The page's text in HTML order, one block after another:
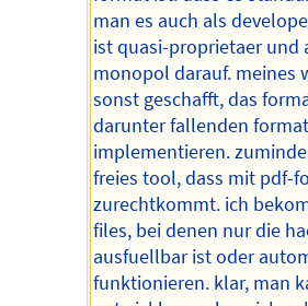
man es auch als
ist quasi-proprietaer und
monopol darauf. meines
sonst geschafft, das
darunter fallenden
implementieren.
freies tool, dass mit pdf-
zurechtkommt. ich
files, bei denen nur die
ausfuellbar ist oder
funktionieren. klar, man